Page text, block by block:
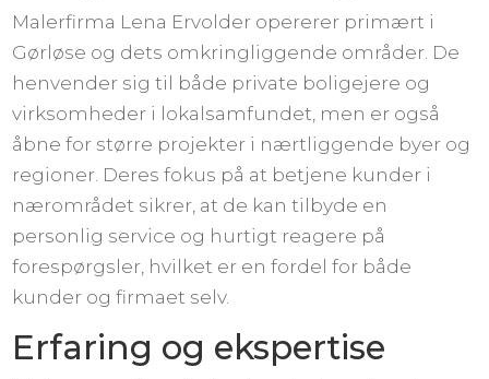
Malerfirma Lena Ervolder opererer primært i
Gørløse og dets omkringliggende områder. De
henvender sig til både private boligejere og
virksomheder i lokalsamfundet, men er også
åbne for større projekter i nærtliggende byer og
regioner. Deres fokus på at betjene kunder i
nærområdet sikrer, at de kan tilbyde en
personlig service og hurtigt reagere på
forespørgsler, hvilket er en fordel for både
kunder og firmaet selv.
Erfaring og ekspertise